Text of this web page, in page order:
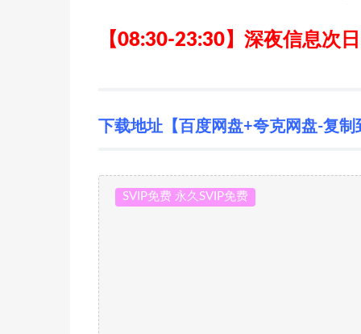
【08:30-23:30】深夜信息次
下载地址【百度网盘+夸克网盘-复
SVIP免费 永久SVIP免费